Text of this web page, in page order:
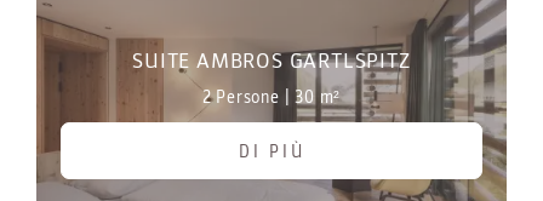
SUITE AMBROS GARTLSPITZ
2 Persone |30 m²
DI PIÙ